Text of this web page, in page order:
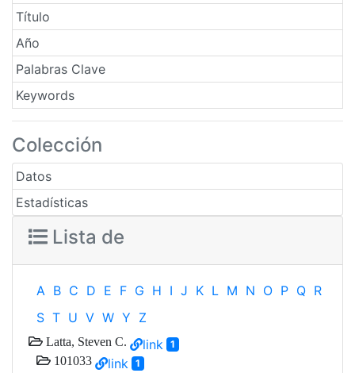
Título
Año
Palabras Clave
Keywords
Colección
Datos
Estadísticas
Lista de
A B C D E F G H I J K L M N O P Q R
S T U V W Y Z
Latta, Steven C. link 1
101033 link 1